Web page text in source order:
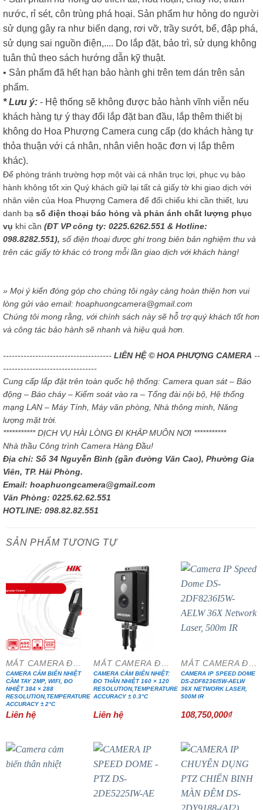
nước, rỉ sét, côn trùng phá hoại. Sản phẩm hư hỏng do người
sử dụng gây ra như biến dạng, rơi vỡ, trầy sướt, bể, đập phá,
sử dụng sai nguồn điện,.... Do lắp đặt, bảo trì, sử dụng không
tuân thủ theo sách hướng dẫn kỹ thuật.
• Sản phẩm đã hết hạn bảo hành ghi trên tem dán trên sản
phẩm.
* Lưu ý: - Hệ thống sẽ không được bảo hành vĩnh viễn nếu
khách hàng tự ý thay đổi lắp đặt ban đầu, lắp thêm thiết bị
không do Hoa Phượng Camera cung cấp (do khách hàng tự
thỏa thuận với cá nhân, nhân viên hoặc đơn vị lắp thêm
khác).
Để phòng tránh trường hợp một vài cá nhân trục lợi, phục vụ bảo
hành không tốt xin Quý khách giữ lại tất cả giấy tờ khi giao dịch với
nhân viên của Hoa Phượng Camera để đối chiếu khi cần thiết, lưu
danh bạ số điện thoại báo hỏng và phản ánh chất lượng phục
vụ khi cần (ĐT VP công ty: 0225.6262.551 & Hotline:
098.8282.551), số điện thoại được ghi trong biên bản nghiệm thu và
trên các giấy tờ khác có trong mỗi lần giao dịch với khách hàng!
» Mọi ý kiến đóng góp cho chúng tôi ngày càng hoàn thiện hơn vui
lòng gửi vào email: hoaphuongcamera@gmail.com
Chúng tôi mong rằng, với chính sách này sẽ hỗ trợ quý khách tốt hơn
và công tác bảo hành sẽ nhanh và hiệu quả hơn.
------------------------------------- LIÊN HỆ © HOA PHƯỢNG CAMERA --
--------------------------------
Cung cấp lắp đặt trên toàn quốc hệ thống: Camera quan sát – Báo
động – Báo cháy – Kiểm soát vào ra – Tổng đài nội bộ, Hệ thống
mạng LAN – Máy Tính, Máy văn phòng, Nhà thông minh, Năng
lượng mặt trời.
*********** DỊCH VỤ HÀI LÒNG ĐI KHẮP MUÔN NƠI ***********
Nhà thầu Công trình Camera Hàng Đầu!
Địa chỉ: Số 34 Nguyễn Bình (gần đường Văn Cao), Phường Gia
Viên, TP. Hải Phòng.
Email: hoaphuongcamera@gmail.com
Văn Phòng: 0225.62.62.551
HOTLINE: 098.82.82.551
SẢN PHẨM TƯƠNG TỰ
MẮT CAMERA ĐẶC CHỦNG
CAMERA CẢM BIẾN NHIỆT
CẦM TAY 2MP, WIFI, ĐO
NHIỆT 384 × 288
RESOLUTION,TEMPERATURE
ACCURACY ± 2°C
Liên hệ
MẮT CAMERA ĐẶC CHỦNG
CAMERA CẢM BIẾN NHIỆT:
ĐO THÂN NHIỆT 160 × 120
RESOLUTION,TEMPERATURE
ACCURACY ± 0.3°C
Liên hệ
MẮT CAMERA ĐẶC CHỦNG
CAMERA IP SPEED DOME
DS-2DF8236I5W-AELW
36X NETWORK LASER,
500M IR
108,750,000₫